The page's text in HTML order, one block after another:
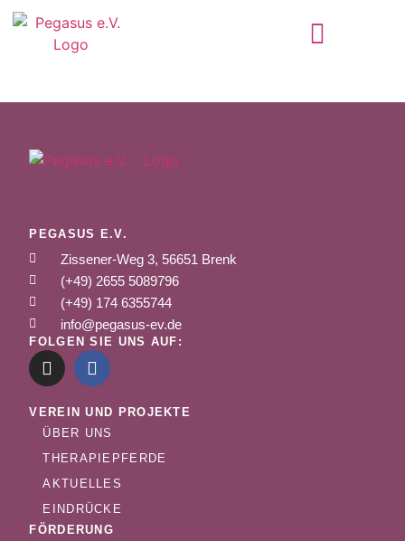
PEGASUS E.V.
Zissener-Weg 3, 56651 Brenk
(+49) 2655 5089796
(+49) 174 6355744
info@pegasus-ev.de
FOLGEN SIE UNS AUF:
VEREIN UND PROJEKTE
ÜBER UNS
THERAPIEPFERDE
AKTUELLES
EINDRÜCKE
FÖRDERUNG